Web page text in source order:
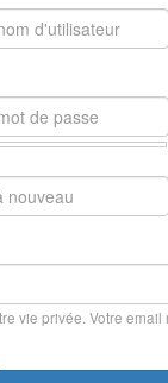
vie privée. Votre email